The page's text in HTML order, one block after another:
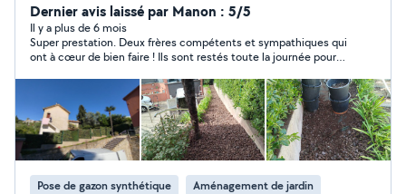
votre compréhension: Zero.Sept.Soixante.Cinquante-
Cinq.Quatre-vingt-neuf.Vingt-neuf Jardinier passionné et
polyvalent, je vous propose mes services pour
entretenir et embellir vos extérieurs. Tonte, taille,
débroussaillage, élagage, nettoyage, création, pose de
clôture, pose de pavé, Bricoleur dans l'âme, je peux
aussi vous aider pour divers travaux du quotidien:
Maçonnerie, bricolage intérieur extérieur. Sérieux,
ponctuel et toujours à l'écoute, je m'adapte à vos
besoins.
Dernier avis laissé par Manon : 5/5
Il y a plus de 6 mois
Super prestation. Deux frères compétents et sympathiques qui
ont à cœur de bien faire ! Ils sont restés toute la journée pour
sommes hyper satisfaits! Je recommande! Ça fait toujours
plaisir de faire travailler de jeunes entrepreneurs
Pose de gazon synthétique Aménagement de jardin